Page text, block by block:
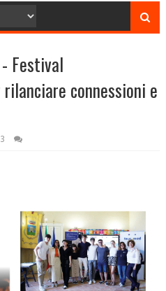
- Festival
connessioni e